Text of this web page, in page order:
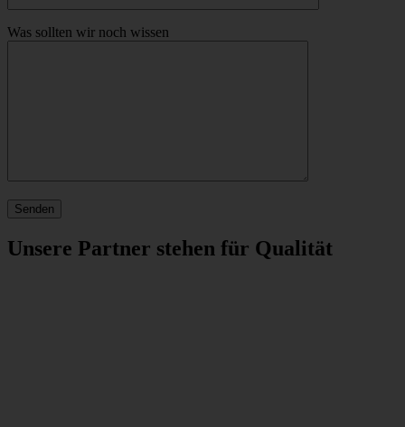
Was sollten wir noch wissen
Unsere Partner stehen für Qualität